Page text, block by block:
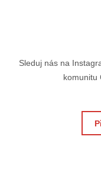
Sleduj nás na
komunitu